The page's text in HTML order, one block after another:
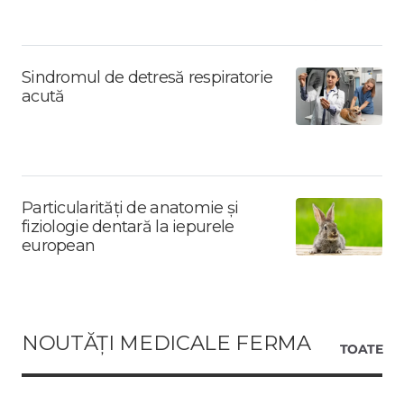
Sindromul de detresă respiratorie
acută
Particularități de anatomie și
fiziologie dentară la iepurele
european
NOUTĂȚI MEDICALE FERMA TOATE